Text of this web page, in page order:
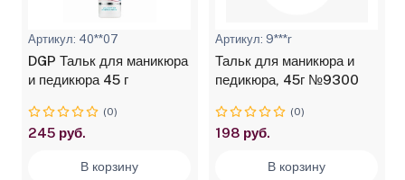
Артикул: 40**07
DGP Тальк для маникюра
и педикюра 45 г
(0)
245 руб.
В корзину
Артикул: 9***r
Тальк для маникюра и
педикюра, 45г №9300
(0)
198 руб.
В корзину